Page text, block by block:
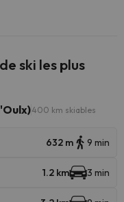
ski les plus
400 km skiables
632 m 9 min
1.2 km 3 min